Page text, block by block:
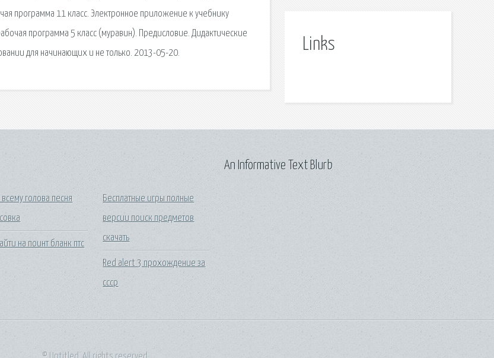
программа 11 класс. Электронное приложение к учебнику
программа 5 класс (муравин). Предисловие. Дидактические
для начинающих и не только. 2013-05-20.
Links
голова песня
на поинт бланк птс
Бесплатные игры полные
версии поиск предметов
скачать
Red alert 3 прохождение за
ссср
An Informative Text Blurb